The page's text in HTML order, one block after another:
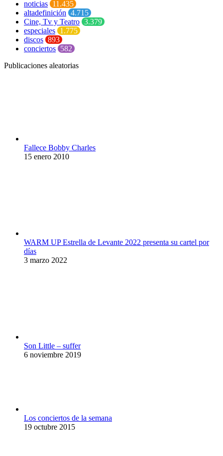
noticias 11.435
altadefinición 4.715
Cine, Tv y Teatro 3.379
especiales 1.775
discos 893
conciertos 582
Publicaciones aleatorias
Fallece Bobby Charles
15 enero 2010
WARM UP Estrella de Levante 2022 presenta su cartel por
días
3 marzo 2022
Son Little – suffer
6 noviembre 2019
Los conciertos de la semana
19 octubre 2015